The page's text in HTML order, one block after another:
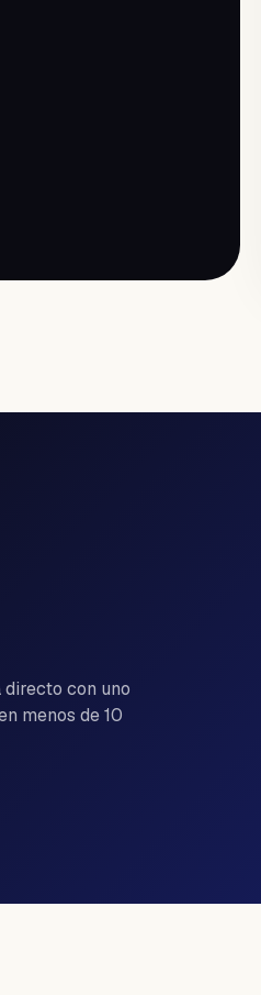
con uno
menos de 10